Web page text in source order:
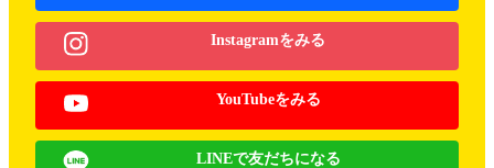
Instagramをみる
YouTubeをみる
LINEで友だちになる